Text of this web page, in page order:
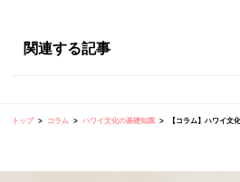
関連する記事
トップ コラム ハワイ文化の基礎知識 【コラム】ハワイ文